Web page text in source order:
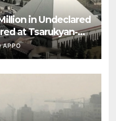
in Undeclared
at Tsarukyan-
Center
APPO